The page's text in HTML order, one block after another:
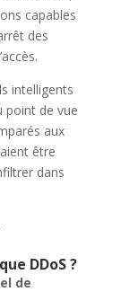
capables
des
intelligents
point de vue
aux
être
dans
DDoS ?
de